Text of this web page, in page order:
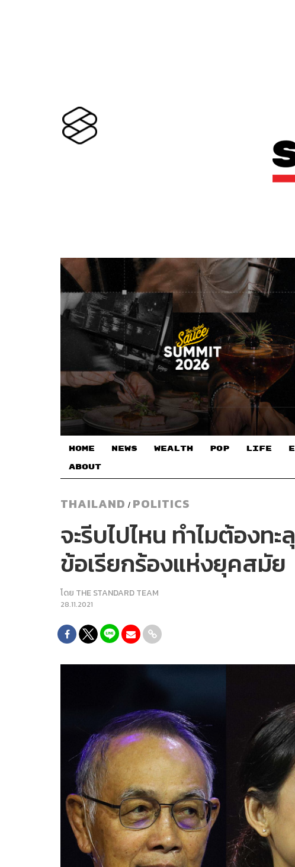
HOME NEWS WEALTH POP LIFE
ABOUT
THAILAND / POLITICS
จะรีบไปไหน ทำไมต้อง
ข้อเรียกร้องแห่งยุคสมัย
โดย THE STANDARD TEAM
28.11.2021